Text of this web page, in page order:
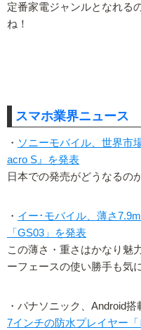
定番家電ジャンルとなれる
ね！
スマホ業界ニュース
・ ソニーモバイル、世界市
acro S』を発表
日本での発売がどうなるの
・ イー･モバイル、薄さ
「GS03」を発表
この薄さ・重さはかなり魅
ーフェースの使い勝手も気
・パナソニック、Android
7インチの防水プレイヤー「